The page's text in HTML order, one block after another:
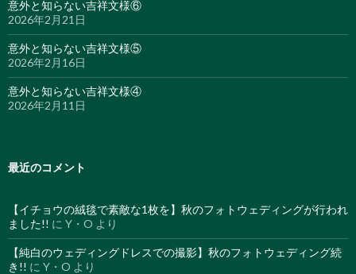
意外と知らない吉祥文様⑥
2026年2月21日
意外と知らない吉祥文様⑤
2026年2月16日
意外と知らない吉祥文様④
2026年2月11日
最近のコメント
【イチョウの絨毯で素敵な1枚を】秋のフォトウェディングが行われ
ました!! に Y・O より
【純白のウェディングドレスでの撮影】秋のフォトウェディング続
き!! に Y・O より